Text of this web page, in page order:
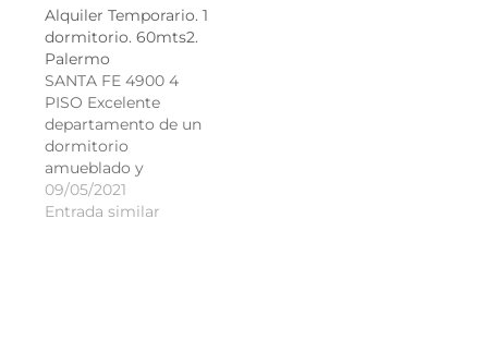
French a pocos
metros de la av.
Pueyrredón y a 5
cuadras de la avenida
Santa Fe y de la
estación Pueyrredón
de subte de la línea…
Alquiler Temporario. 1
dormitorio. 60mts2.
Palermo
SANTA FE 4900 4
PISO Excelente
departamento de un
dormitorio
amueblado y
equipado hasta para
4 personas. Ubicado
09/05/2021
Entrada similar